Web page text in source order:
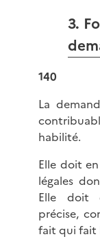
3.
140
La
habilité.
Elle doit
légales
Elle doit
précise,
fait qui fait